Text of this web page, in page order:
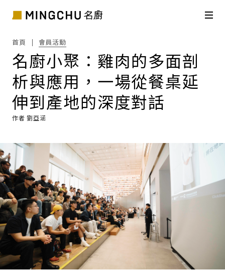
首頁 會員活動
名廚小聚：雞肉的多面剖
析與應用，一場從餐桌延
伸到產地的深度對話
作者 劉亞涵